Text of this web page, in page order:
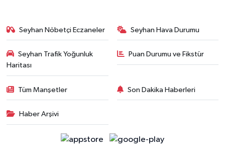
Seyhan Nöbetçi Eczaneler Seyhan Hava Durumu
Seyhan Trafik Yoğunluk
Haritası
Puan Durumu ve Fikstür
Tüm Manşetler Son Dakika Haberleri
Haber Arşivi